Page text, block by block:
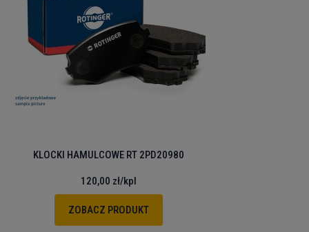
KLOCKI HAMULCOWE RT 2PD20980
120,00 zł/kpl
ZOBACZ PRODUKT